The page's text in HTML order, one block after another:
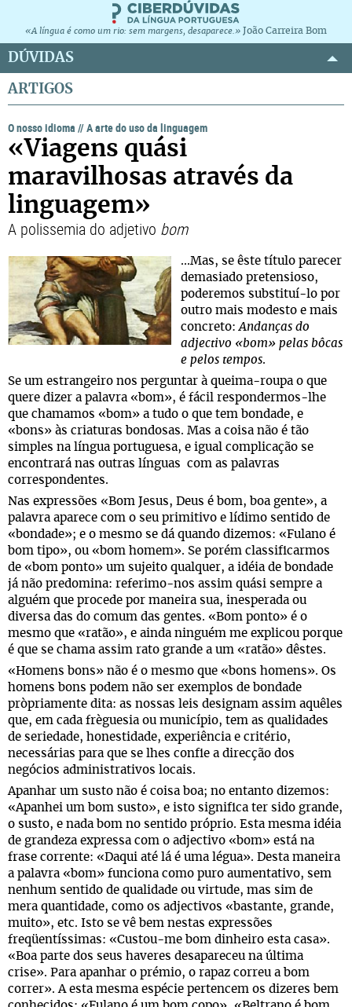
«A língua é como um rio: sem margens, desaparece.» João Carreira Bom
DÚVIDAS
ARTIGOS
O nosso idioma //A arte do uso da linguagem
«Viagens quási
maravilhosas através da
linguagem»
A polissemia do adjetivo bom
...Mas, se êste título parecer
demasiado pretensioso,
poderemos substituí-lo por
outro mais modesto e mais
concreto:Andanças do
adjectivo «bom» pelas bôcas
e pelos tempos.
Se um estrangeiro nos perguntar à queima-roupa o que
quere dizer a palavra «bom», é fácil respondermos-lhe
que chamamos «bom» a tudo o que tem bondade, e
«bons» às criaturas bondosas. Mas a coisa não é tão
simples na língua portuguesa, e igual complicação se
encontrará nas outras línguas com as palavras
correspondentes.
Nas expressões «Bom Jesus, Deus é bom, boa gente», a
palavra aparece com o seu primitivo e lídimo sentido de
«bondade»; e o mesmo se dá quando dizemos: «Fulano é
bom tipo», ou «bom homem». Se porém classificarmos
de «bom ponto» um sujeito qualquer, a idéia de bondade
já não predomina: referimo-nos assim quási sempre a
alguém que procede por maneira sua, inesperada ou
diversa das do comum das gentes. «Bom ponto» é o
mesmo que «ratão», e ainda ninguém me explicou porque
é que se chama assim rato grande a um «ratão» dêstes.
«Homens bons» não é o mesmo que «bons homens». Os
homens bons podem não ser exemplos de bondade
pròpriamente dita: as nossas leis designam assim aquêles
que, em cada frèguesia ou município, tem as qualidades
de seriedade, honestidade, experiência e critério,
necessárias para que se lhes confie a direcção dos
negócios administrativos locais.
Apanhar um susto não é coisa boa; no entanto dizemos:
«Apanhei um bom susto», e isto significa ter sido grande,
o susto, e nada bom no sentido próprio. Esta mesma idéia
de grandeza expressa com o adjectivo «bom» está na
frase corrente: «Daqui até lá é uma légua». Desta maneira
a palavra «bom» funciona como puro aumentativo, sem
nenhum sentido de qualidade ou virtude, mas sim de
mera quantidade, como os adjectivos «bastante, grande,
muito», etc. Isto se vê bem nestas expressões
freqüentíssimas: «Custou-me bom dinheiro esta casa».
«Boa parte dos seus haveres desapareceu na última
crise». Para apanhar o prémio, o rapaz correu a bom
correr». A esta mesma espécie pertencem os dizeres bem